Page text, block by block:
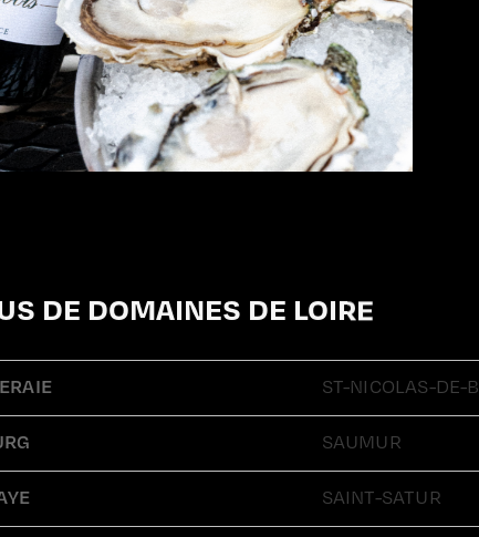
DE DOMAINES DE LOIRE
ST-NICOLAS-DE-
SAUMUR
SAINT-SATUR